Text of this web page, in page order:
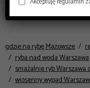
gdzie na rybę Mazowsze
ryba nad wodą Warszawa
smażalnie ryb Warszawa
wiosenny wypad